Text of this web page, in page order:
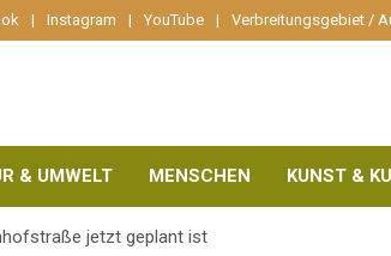
Instagram YouTube Verbreitungsgebiet /
& UMWELT MENSCHEN KUNST &
jetzt geplant ist